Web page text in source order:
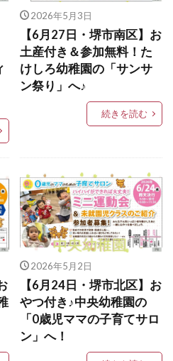
2026年5月3日
【6月27日・堺市南区】お
土産付き＆参加無料！た
けしろ幼稚園の「サンサ
ン祭り」へ♪
続きを読む
2026年5月2日
【6月24日・堺市北区】お
やつ付き♪中央幼稚園の
「0歳児ママの子育てサロ
ン」へ！